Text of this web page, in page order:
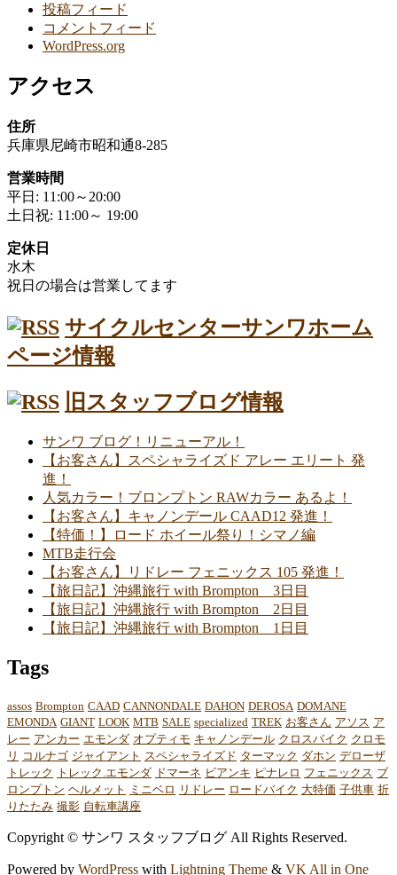
投稿フィード
コメントフィード
WordPress.org
アクセス
住所
兵庫県尼崎市昭和通8-285
営業時間
平日: 11:00～20:00
土日祝: 11:00～ 19:00
定休日
水木
祝日の場合は営業してます
サイクルセンターサンワホーム
ページ情報
旧スタッフブログ情報
サンワ ブログ！リニューアル！
【お客さん】スペシャライズド アレー エリート 発
進！
人気カラー！ブロンプトン RAWカラー あるよ！
【お客さん】キャノンデール CAAD12 発進！
【特価！】ロード ホイール祭り！シマノ編
MTB走行会
【お客さん】リドレー フェニックス 105 発進！
【旅日記】沖縄旅行 with Brompton 3日目
【旅日記】沖縄旅行 with Brompton 2日目
【旅日記】沖縄旅行 with Brompton 1日目
Tags
assos Brompton CAAD CANNONDALE DAHON DEROSA DOMANE
EMONDA GIANT LOOK MTB SALE specialized TREK お客さん アソス ア
レー アンカー エモンダ オプティモ キャノンデール クロスバイク クロモ
リ コルナゴ ジャイアント スペシャライズド ターマック ダホン デローザ
トレック
トレック.エモンダ ドマーネ ビアンキ ピナレロ フェニックス ブ
ロンプトン ヘルメット ミニベロ リドレー ロードバイク 大特価 子供車 折
りたたみ 撮影 自転車講座
Copyright © サンワ スタッフブログ All Rights Reserved.
Powered by WordPress with Lightning Theme & VK All in One